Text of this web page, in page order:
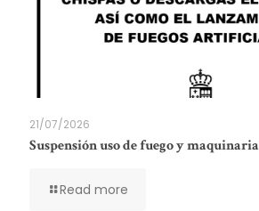
21/07/2026
Suspensión uso de fuego y maquinaria
Read more